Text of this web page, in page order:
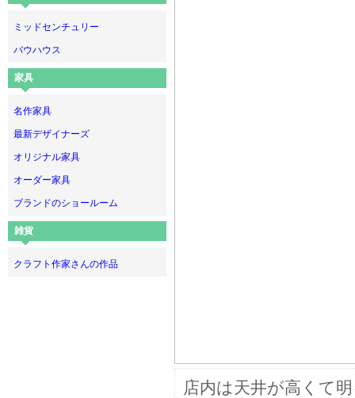
ミッドセンチュリー
バウハウス
家具
名作家具
最新デザイナーズ
オリジナル家具
オーダー家具
ブランドのショールーム
雑貨
クラフト作家さんの作品
店内は天井が高くて